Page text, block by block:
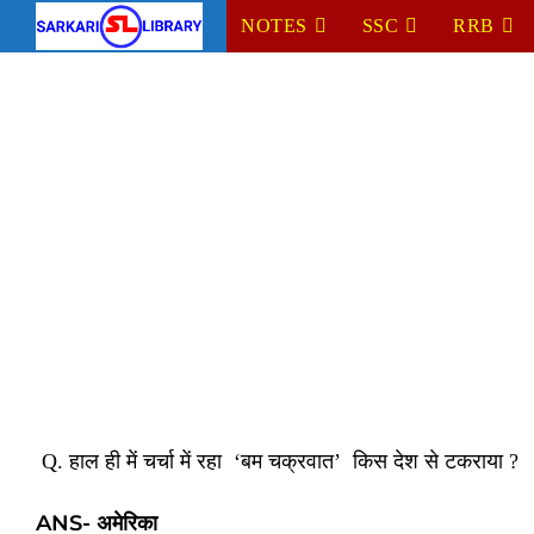
NOTES SSC RRB
Q. हाल ही में चर्चा में रहा ‘बम चक्रवात’ किस देश से टकराया ?
ANS- अमेरिका